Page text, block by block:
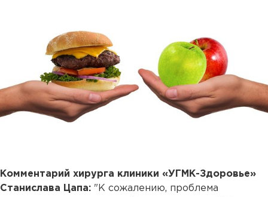
Комментарий хирурга клиники «УГМК-Здоровье»
Станислава Цапа: "К сожалению, проблема